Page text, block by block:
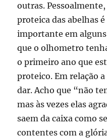
outras.
proteica das abelhas
importante em
que o olhometro
o primeiro ano que
proteico. Em relação
dar. Acho que “não
mas às vezes elas
saem da caixa como
contentes com a